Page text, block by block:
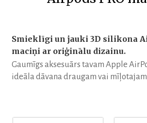
Smieklīgi un jauki 3D silikona
maciņi ar oriģinālu dizainu.
Gaumīgs aksesuārs tavam Apple
ideāla dāvana draugam vai